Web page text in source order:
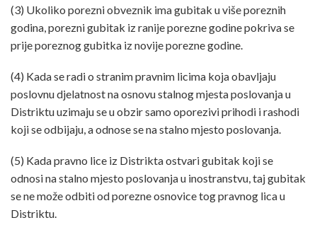
(3) Ukoliko porezni obveznik ima gubitak u više poreznih
godina, porezni gubitak iz ranije porezne godine pokriva se
prije poreznog gubitka iz novije porezne godine.
(4) Kada se radi o stranim pravnim licima koja obavljaju
poslovnu djelatnost na osnovu stalnog mjesta poslovanja u
Distriktu uzimaju se u obzir samo oporezivi prihodi i rashodi
koji se odbijaju, a odnose se na stalno mjesto poslovanja.
(5) Kada pravno lice iz Distrikta ostvari gubitak koji se
odnosi na stalno mjesto poslovanja u inostranstvu, taj gubitak
se ne može odbiti od porezne osnovice tog pravnog lica u
Distriktu.